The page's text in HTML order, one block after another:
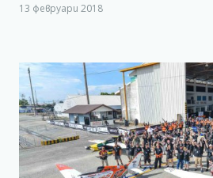
13 февруари 2018